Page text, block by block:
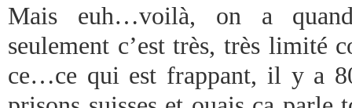
Mais euh…voilà, on a
seulement c’est très, très limité
ce…ce qui est frappant, il y a